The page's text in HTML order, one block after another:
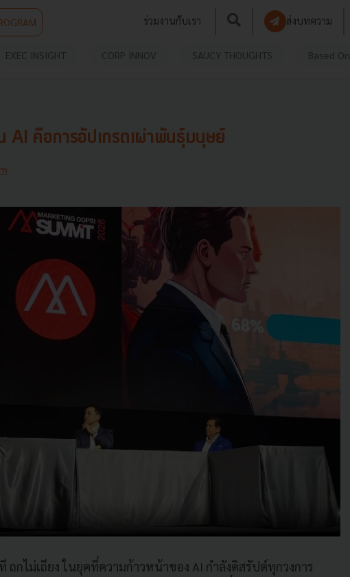
ร่วมงานกับเรา ส่งบทความ
EXEC INSIGHT CORP INNOV SAUCY THOUGHTS Based On
AI คือการอัปเกรดเผ่าพันธุ์มนุษย์
ถกไม่เถียง ในยุคที่ความก้าวหน้าของ AI กำลังดิสรัปต์ทุกวงการ